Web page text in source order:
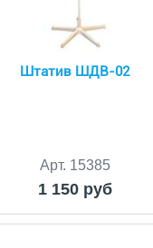
Штатив ШДВ-02
Арт. 15385
1 150 руб